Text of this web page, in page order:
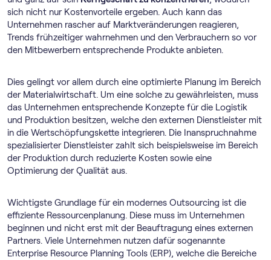
sich nicht nur Kostenvorteile ergeben. Auch kann das
Unternehmen rascher auf Marktveränderungen reagieren,
Trends frühzeitiger wahrnehmen und den Verbrauchern so vor
den Mitbewerbern entsprechende Produkte anbieten.
Dies gelingt vor allem durch eine optimierte Planung im Bereich
der Materialwirtschaft. Um eine solche zu gewährleisten, muss
das Unternehmen entsprechende Konzepte für die Logistik
und Produktion besitzen, welche den externen Dienstleister mit
in die Wertschöpfungskette integrieren. Die Inanspruchnahme
spezialisierter Dienstleister zahlt sich beispielsweise im Bereich
der Produktion durch reduzierte Kosten sowie eine
Optimierung der Qualität aus.
Wichtigste Grundlage für ein modernes Outsourcing ist die
effiziente Ressourcenplanung. Diese muss im Unternehmen
beginnen und nicht erst mit der Beauftragung eines externen
Partners. Viele Unternehmen nutzen dafür sogenannte
Enterprise Resource Planning Tools (ERP), welche die Bereiche